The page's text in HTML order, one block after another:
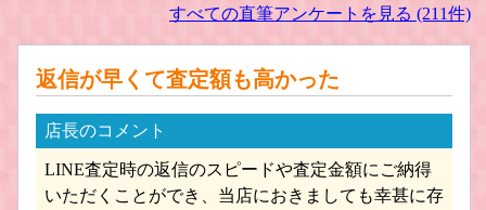
船・ボート プラモデル買取 建築物 プラモデル買取
すべての直筆アンケートを見る (211件)
返信が早くて査定額も高かった
店長のコメント
LINE査定時の返信のスピードや査定金額にご納得
いただくことができ、当店におきましても幸甚に存